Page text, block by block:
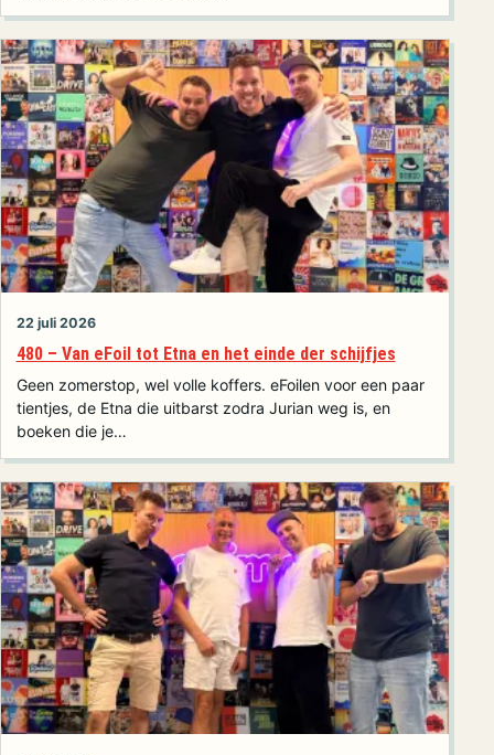
22 juli 2026
480 – Van eFoil tot Etna en het einde der schijfjes
Geen zomerstop, wel volle koffers. eFoilen voor een paar
tientjes, de Etna die uitbarst zodra Jurian weg is, en
boeken die je…